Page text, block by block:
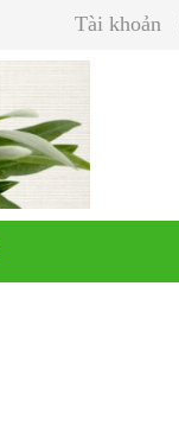
Tài khoản